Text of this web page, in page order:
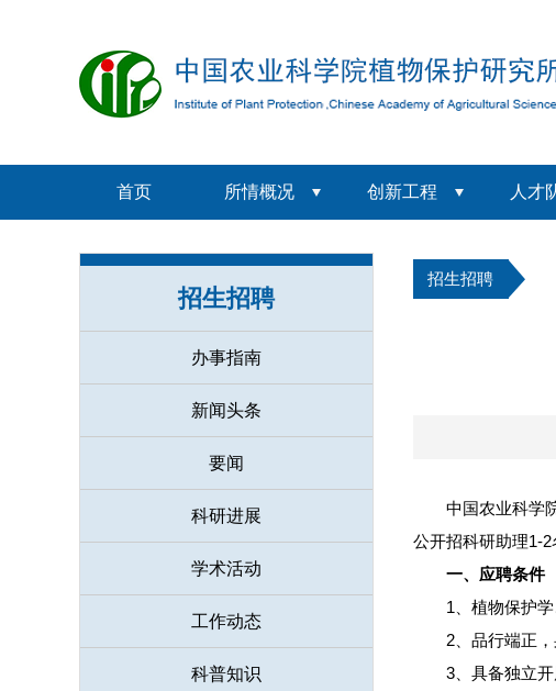
首页 所情概况 创新工程 人才
招生招聘
办事指南
新闻头条
要闻
科研进展
学术活动
工作动态
科普知识
招生招聘
中国农业科学
公开招科研助理1-2
一、应聘条件
1、植物保护
2、品行端正
3、具备独立